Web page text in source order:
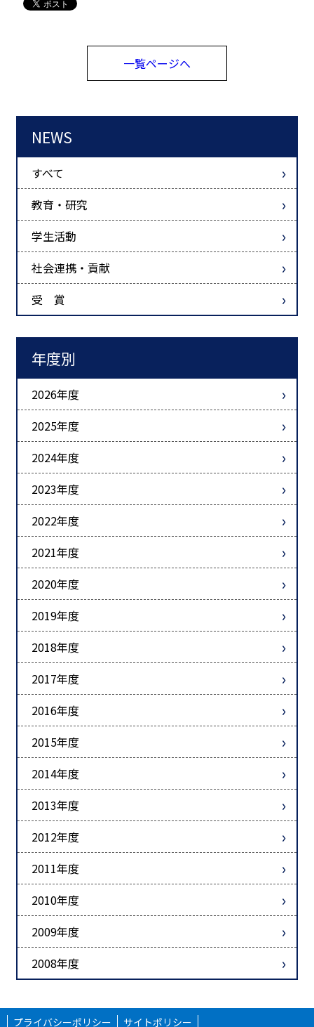
一覧ページへ
NEWS
すべて
教育・研究
学生活動
社会連携・貢献
受 賞
年度別
2026年度
2025年度
2024年度
2023年度
2022年度
2021年度
2020年度
2019年度
2018年度
2017年度
2016年度
2015年度
2014年度
2013年度
2012年度
2011年度
2010年度
2009年度
2008年度
プライバシーポリシー サイトポリシー